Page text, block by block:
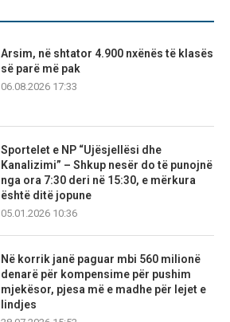
Arsim, në shtator 4.900 nxënës të klasës
së parë më pak
06.08.2026 17:33
Sportelet e NP “Ujësjellësi dhe
Kanalizimi” – Shkup nesër do të punojnë
nga ora 7:30 deri në 15:30, e mërkura
është ditë jopune
05.01.2026 10:36
Në korrik janë paguar mbi 560 milionë
denarë për kompensime për pushim
mjekësor, pjesa më e madhe për lejet e
lindjes